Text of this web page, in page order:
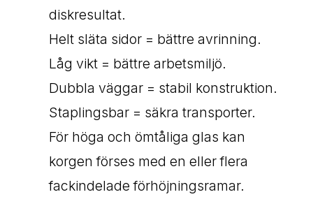
diskresultat.
Helt släta sidor = bättre avrinning.
Låg vikt = bättre arbetsmiljö.
Dubbla väggar = stabil konstruktion.
Staplingsbar = säkra transporter.
För höga och ömtåliga glas kan
korgen förses med en eller flera
fackindelade förhöjningsramar.